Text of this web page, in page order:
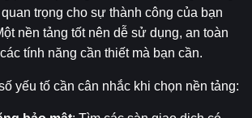
quan trọng cho sự thành công của bạn
nền tảng tốt nên dễ sử dụng, an toàn
tính năng cần thiết mà bạn cần.
yếu tố cần cân nhắc khi chọn nền tảng: